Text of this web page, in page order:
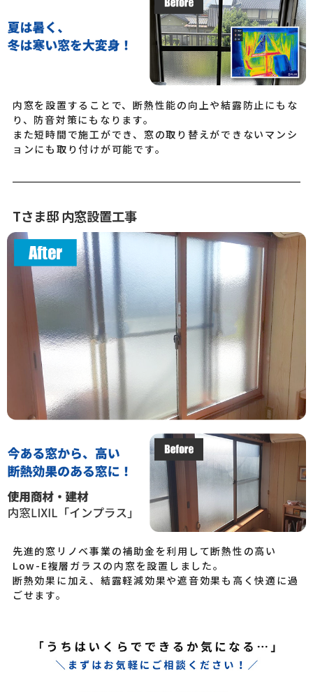
内窓を設置することで、断熱性能の向上や結露防止にもな
り、防音対策にもなります。
また短時間で施工ができ、窓の取り替えができないマンシ
ョンにも取り付けが可能です。
Tさま邸 内窓設置工事
先進的窓リノベ事業の補助金を利用して断熱性の高い
Low-E複層ガラスの内窓を設置しました。
断熱効果に加え、結露軽減効果や遮音効果も高く快適に過
ごせます。